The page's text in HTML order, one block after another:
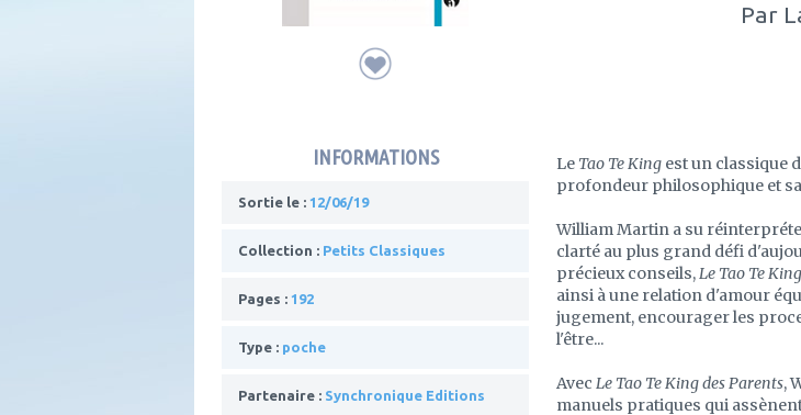
INFORMATIONS
Sortie le : 12/06/19
Collection : Petits Classiques
Pages : 192
Type : poche
Partenaire : Synchronique Editions
Par
Le Tao Te King est un classique
profondeur philosophique et
William Martin a su
clarté au plus grand défi
précieux conseils,Le Tao Te
ainsi à une relation d'amour
jugement, encourager les
l'être...
Avec Le Tao Te King des Parents,
manuels pratiques qui